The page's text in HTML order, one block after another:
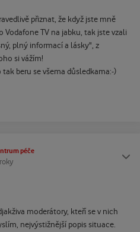
přiznat, že když jste mně
Vodafone TV na jabku, tak jste vzali
plný informací a lásky", z
si vážím!
beru se všema důsledkama:-)
péče
moderátory, kteří se v nich
nejvýstižnější popis situace.